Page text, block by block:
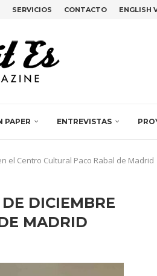
SERVICIOS CONTACTO ENGLISH
PAPER ENTREVISTAS
el Centro Cultural Paco Rabal de Madrid
DICIEMBRE
MADRID